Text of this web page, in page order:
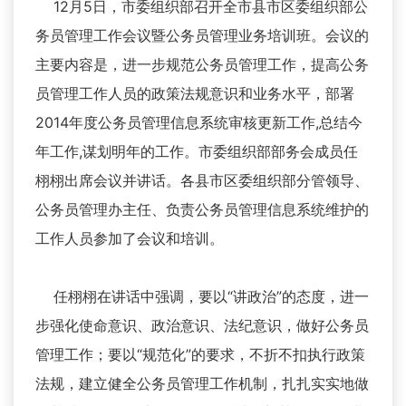
12月5日，市委组织部召开全市县市区委组织部公
务员管理工作会议暨公务员管理业务培训班。会议的
主要内容是，进一步规范公务员管理工作，提高公务
员管理工作人员的政策法规意识和业务水平，部署
2014年度公务员管理信息系统审核更新工作,总结今
年工作,谋划明年的工作。市委组织部部务会成员任
栩栩出席会议并讲话。各县市区委组织部分管领导、
公务员管理办主任、负责公务员管理信息系统维护的
工作人员参加了会议和培训。
任栩栩在讲话中强调，要以“讲政治”的态度，进一
步强化使命意识、政治意识、法纪意识，做好公务员
管理工作；要以“规范化”的要求，不折不扣执行政策
法规，建立健全公务员管理工作机制，扎扎实实地做